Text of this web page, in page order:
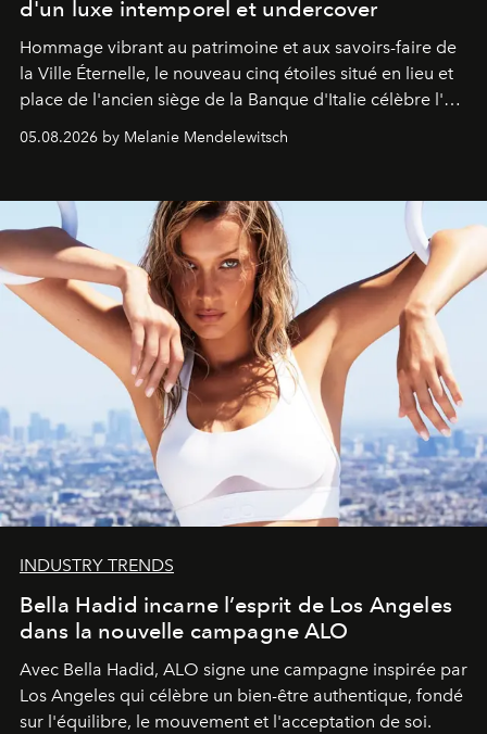
d'un luxe intemporel et undercover
Hommage vibrant au patrimoine et aux savoirs-faire de
la Ville Éternelle, le nouveau cinq étoiles situé en lieu et
place de l'ancien siège de la Banque d'Italie célèbre l'art
de vivre Romain dans toute son élégance intemporelle.
05.08.2026 by Melanie Mendelewitsch
INDUSTRY TRENDS
Bella Hadid incarne l’esprit de Los Angeles
dans la nouvelle campagne ALO
Avec Bella Hadid, ALO signe une campagne inspirée par
Los Angeles qui célèbre un bien-être authentique, fondé
sur l'équilibre, le mouvement et l'acceptation de soi.